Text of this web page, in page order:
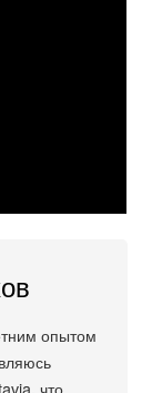
опытом